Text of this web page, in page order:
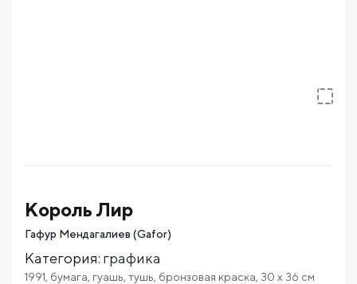
Король Лир
Гафур Мендагалиев (Gafor)
Категория: графика
1991 бумага гуашь тушь бронзовая краска 30 x 36 см